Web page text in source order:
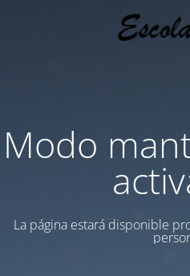
Modo
La página estará disponible